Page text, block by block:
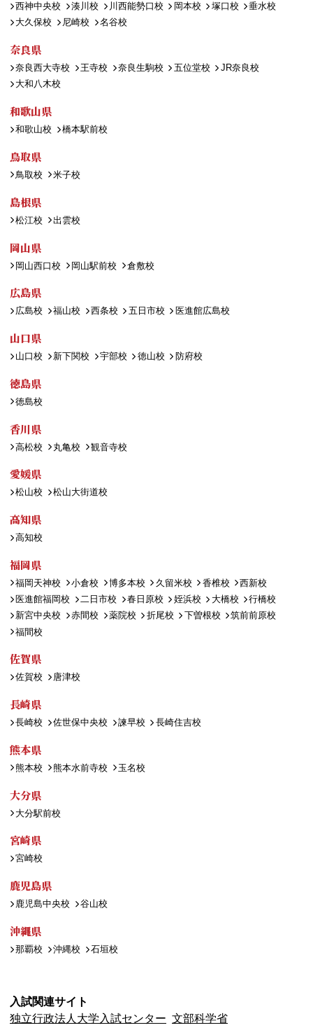
西神中央校
湊川校 川西能勢口校 岡本校 塚口校
垂水校
大久保校
尼崎校 名谷校
奈良県
奈良西大寺校 王寺校 奈良生駒校 五位堂校
JR奈良校
大和八木校
和歌山県
和歌山校 橋本駅前校
鳥取県
鳥取校 米子校
島根県
松江校 出雲校
岡山県
岡山西口校 岡山駅前校 倉敷校
広島県
広島校 福山校 西条校 五日市校 医進館広島校
山口県
山口校 新下関校 宇部校 徳山校 防府校
徳島県
徳島校
香川県
高松校 丸亀校 観音寺校
愛媛県
松山校 松山大街道校
高知県
高知校
福岡県
福岡天神校 小倉校 博多本校 久留米校 香椎校
西新校
医進館福岡校
二日市校 春日原校 姪浜校 大橋校
行橋校
新宮中央校
赤間校 薬院校 折尾校 下曽根校
筑前前原校
福間校
佐賀県
佐賀校 唐津校
長崎県
長崎校 佐世保中央校 諫早校 長崎住吉校
熊本県
熊本校 熊本水前寺校 玉名校
大分県
大分駅前校
宮崎県
宮崎校
鹿児島県
鹿児島中央校 谷山校
沖縄県
那覇校 沖縄校 石垣校
入試関連サイト
独立行政法人大学入試センター 文部科学省